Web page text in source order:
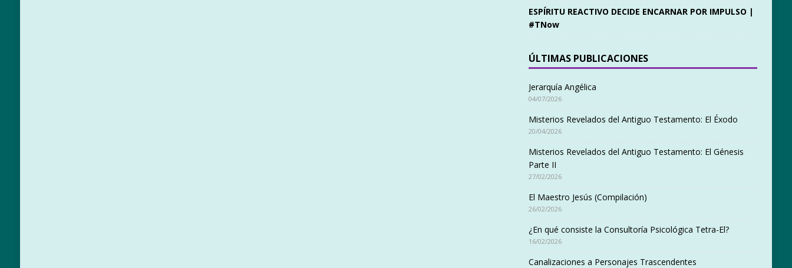
ESPÍRITU REACTIVO DECIDE ENCARNAR POR IMPULSO |
#TNow
ÚLTIMAS PUBLICACIONES
Jerarquía Angélica
04/07/2026
Misterios Revelados del Antiguo Testamento: El Éxodo
20/04/2026
Misterios Revelados del Antiguo Testamento: El Génesis
Parte II
27/02/2026
El Maestro Jesús (Compilación)
26/02/2026
¿En qué consiste la Consultoría Psicológica Tetra-El?
16/02/2026
Canalizaciones a Personajes Trascendentes